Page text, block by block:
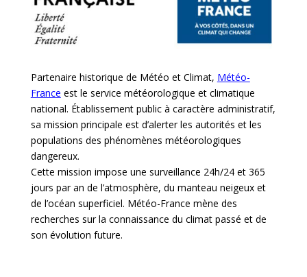
Partenaire historique de Météo et Climat, Météo-
France est le service météorologique et climatique
national. Établissement public à caractère administratif,
sa mission principale est d’alerter les autorités et les
populations des phénomènes météorologiques
dangereux.
Cette mission impose une surveillance 24h/24 et 365
jours par an de l’atmosphère, du manteau neigeux et
de l’océan superficiel. Météo-France mène des
recherches sur la connaissance du climat passé et de
son évolution future.